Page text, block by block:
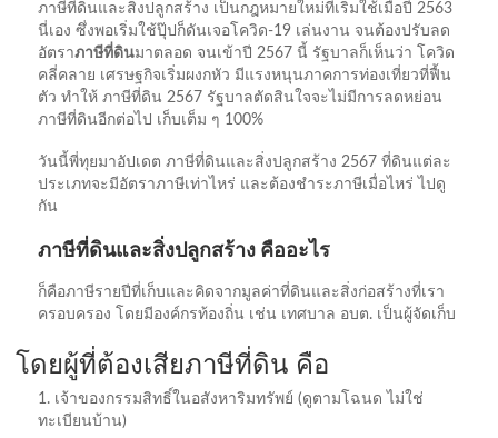
ภาษีที่ดินและสิ่งปลูกสร้าง เป็นกฎหมายใหม่ที่เริ่มใช้เมื่อปี 2563
นี่เอง ซึ่งพอเริ่มใช้ปุ๊ปก็ดันเจอโควิด-19 เล่นงาน จนต้องปรับลด
อัตราภาษีที่ดินมาตลอด จนเข้าปี 2567 นี้ รัฐบาลก็เห็นว่า โควิด
คลี่คลาย เศรษฐกิจเริ่มผงกหัว มีแรงหนุนภาคการท่องเที่ยวที่ฟื้น
ตัว ทำให้ ภาษีที่ดิน 2567 รัฐบาลตัดสินใจจะไม่มีการลดหย่อน
ภาษีที่ดินอีกต่อไป เก็บเต็ม ๆ 100%
วันนี้พี่ทุยมาอัปเดต ภาษีที่ดินและสิ่งปลูกสร้าง 2567 ที่ดินแต่ละ
ประเภทจะมีอัตราภาษีเท่าไหร่ และต้องชำระภาษีเมื่อไหร่ ไปดู
กัน
ภาษีที่ดินและสิ่งปลูกสร้าง คืออะไร
ก็คือภาษีรายปีที่เก็บและคิดจากมูลค่าที่ดินและสิ่งก่อสร้างที่เรา
ครอบครอง โดยมีองค์กรท้องถิ่น เช่น เทศบาล อบต. เป็นผู้จัดเก็บ
โดยผู้ที่ต้องเสียภาษีที่ดิน คือ
1. เจ้าของกรรมสิทธิ์ในอสังหาริมทรัพย์ (ดูตามโฉนด ไม่ใช่
ทะเบียนบ้าน)